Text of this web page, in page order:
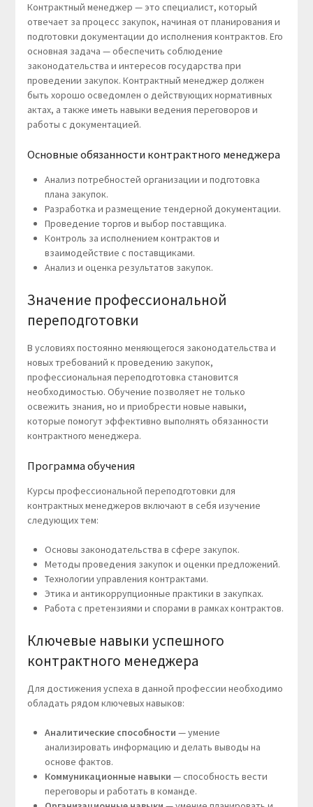
Контрактный менеджер — это специалист, который
отвечает за процесс закупок, начиная от планирования и
подготовки документации до исполнения контрактов. Его
основная задача — обеспечить соблюдение
законодательства и интересов государства при
проведении закупок. Контрактный менеджер должен
быть хорошо осведомлен о действующих нормативных
актах, а также иметь навыки ведения переговоров и
работы с документацией.
Основные обязанности контрактного менеджера
Анализ потребностей организации и подготовка
плана закупок.
Разработка и размещение тендерной документации.
Проведение торгов и выбор поставщика.
Контроль за исполнением контрактов и
взаимодействие с поставщиками.
Анализ и оценка результатов закупок.
Значение профессиональной
переподготовки
В условиях постоянно меняющегося законодательства и
новых требований к проведению закупок,
профессиональная переподготовка становится
необходимостью. Обучение позволяет не только
освежить знания, но и приобрести новые навыки,
которые помогут эффективно выполнять обязанности
контрактного менеджера.
Программа обучения
Курсы профессиональной переподготовки для
контрактных менеджеров включают в себя изучение
следующих тем:
Основы законодательства в сфере закупок.
Методы проведения закупок и оценки предложений.
Технологии управления контрактами.
Этика и антикоррупционные практики в закупках.
Работа с претензиями и спорами в рамках контрактов.
Ключевые навыки успешного
контрактного менеджера
Для достижения успеха в данной профессии необходимо
обладать рядом ключевых навыков:
Аналитические способности — умение
анализировать информацию и делать выводы на
основе фактов.
Коммуникационные навыки — способность вести
переговоры и работать в команде.